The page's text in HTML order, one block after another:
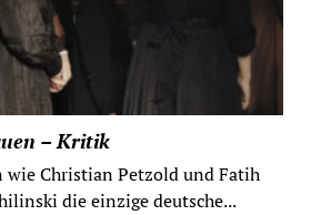
– Kritik
wie Christian Petzold und Fatih
die einzige deutsche...